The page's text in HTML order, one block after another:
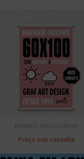
Preço sob consulta